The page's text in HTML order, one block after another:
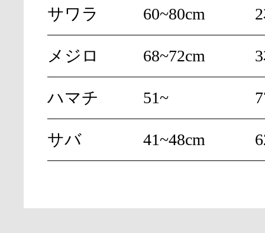
サワラ 60~80cm
メジロ 68~72cm
ハマチ 51~
サバ 41~48cm